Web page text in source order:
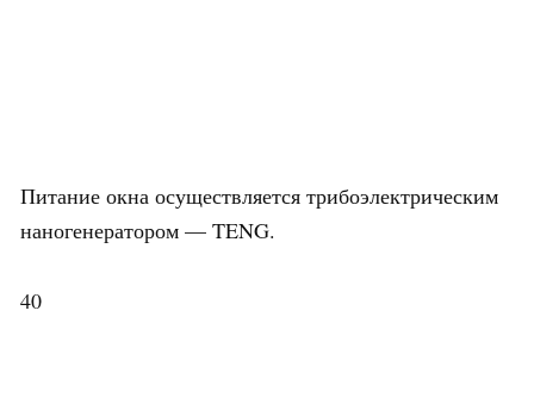
Питание окна осуществляется трибоэлектрическим
наногенератором — TENG.
40